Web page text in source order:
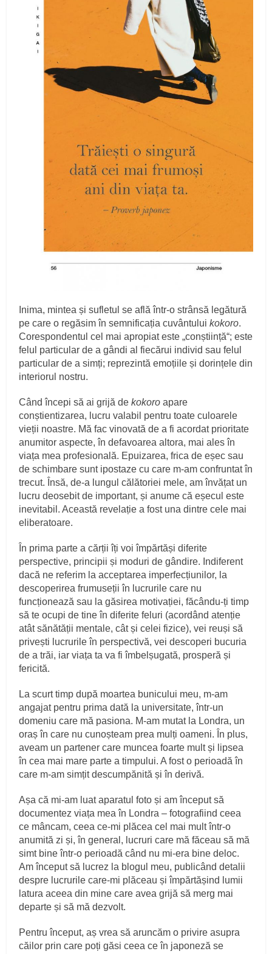
Inima, mintea și sufletul se află într-o strânsă legătură
pe care o regăsim în semnificația cuvântuluikokoro.
Corespondentul cel mai apropiat este „conștiință“; este
felul particular de a gândi al fiecărui individ sau felul
particular de a simți; reprezintă emoțiile și dorințele din
interiorul nostru.
Când începi să ai grijă dekokoroapare
conștientizarea, lucru valabil pentru toate culoarele
vieții noastre. Mă fac vinovată de a fi acordat prioritate
anumitor aspecte, în defavoarea altora, mai ales în
viața mea profesională. Epuizarea, frica de eșec sau
de schimbare sunt ipostaze cu care m-am confruntat în
trecut. Însă, de-a lungul călătoriei mele, am învățat un
lucru deosebit de important, și anume că eșecul este
inevitabil. Această revelație a fost una dintre cele mai
eliberatoare.
În prima parte a cărții îți voi împărtăși diferite
perspective, principii și moduri de gândire. Indiferent
dacă ne referim la acceptarea imperfecțiunilor, la
descoperirea frumuseții în lucrurile care nu
funcționează sau la găsirea motivației, făcându-ți timp
să te ocupi de tine în diferite feluri (acordând atenție
atât sănătății mentale, cât și celei fizice), vei reuși să
privești lucrurile în perspectivă, vei descoperi bucuria
de a trăi, iar viața ta va fi îmbelșugată, prosperă și
fericită.
La scurt timp după moartea bunicului meu, m-am
angajat pentru prima dată la universitate, într-un
domeniu care mă pasiona. M-am mutat la Londra, un
oraș în care nu cunoșteam prea mulți oameni. În plus,
aveam un partener care muncea foarte mult și lipsea
în cea mai mare parte a timpului. A fost o perioadă în
care m-am simțit descumpănită și în derivă.
Așa că mi-am luat aparatul foto și am început să
documentez viața mea în Londra – fotografiind ceea
ce mâncam, ceea ce-mi plăcea cel mai mult într-o
anumită zi și, în general, lucruri care mă făceau să mă
simt bine într-o perioadă când nu mi-era bine deloc.
Am început să lucrez la blogul meu, publicând detalii
despre lucrurile care-mi plăceau și împărtășind lumii
latura aceea din mine care avea grijă să merg mai
departe și să mă dezvolt.
Pentru început, aș vrea să aruncăm o privire asupra
căilor prin care poți găsi ceea ce în japoneză se